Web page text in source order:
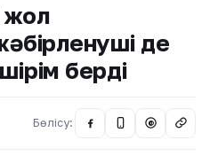
жол
де
берді
Бөлісу: @